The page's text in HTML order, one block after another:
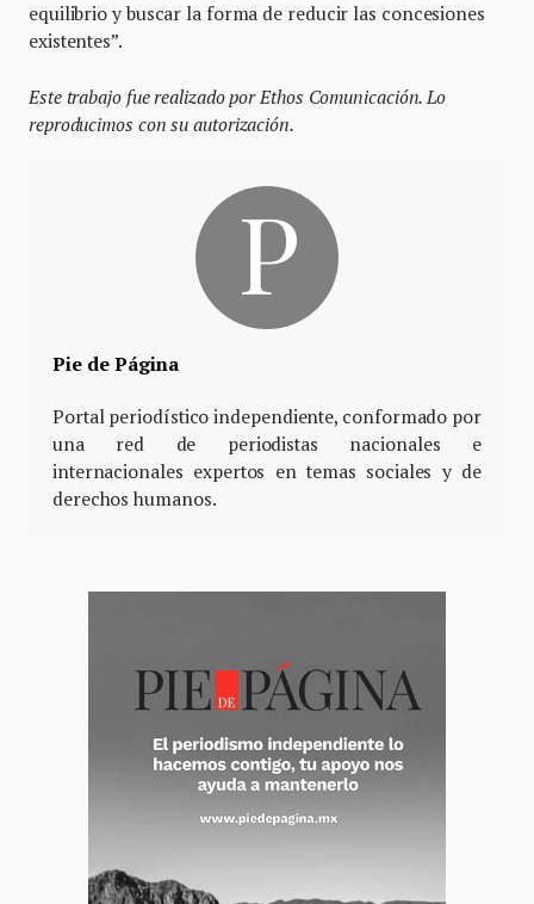
equilibrio y buscar la forma de reducir las concesiones
existentes”.
Este trabajo fue realizado por Ethos Comunicación. Lo
reproducimos con su autorización.
Pie de Página
Portal periodístico independiente, conformado por
una red de periodistas nacionales e
internacionales expertos en temas sociales y de
derechos humanos.